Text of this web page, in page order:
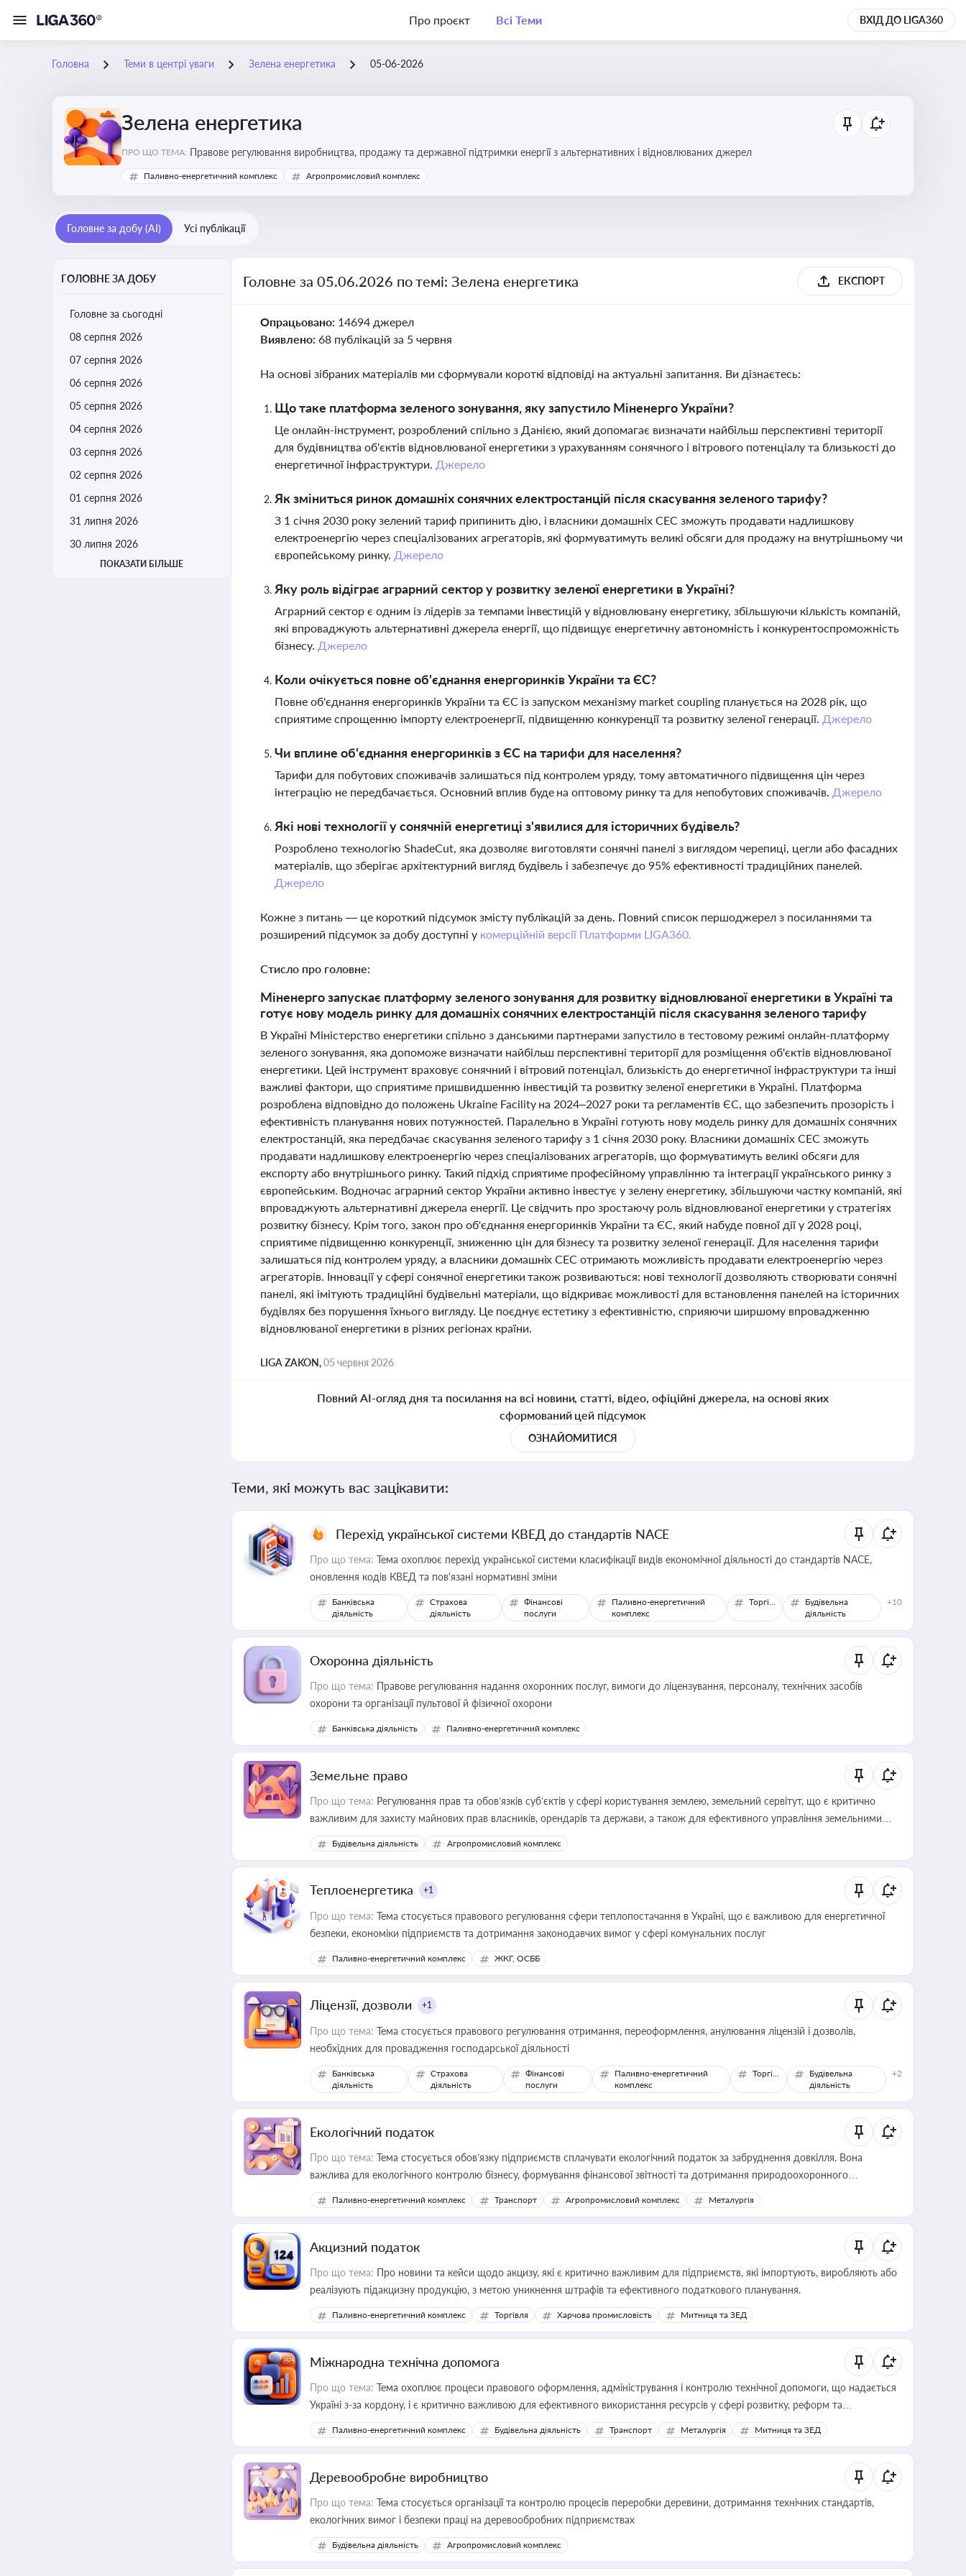
Про проєкт Всі Теми ВХІД ДО LIGA360
Головна Теми в центрі уваги Зелена енергетика 05-06-2026
Зелена енергетика
ПРО ЩО ТЕМА: Правове регулювання виробництва, продажу та державної підтримки енергії з альтернативних і відновлюваних джерел
Паливно-енергетичний комплекс Агропромисловий комплекс
Головне за добу (AI) Усі публікації
ГОЛОВНЕ ЗА ДОБУ
Головне за сьогодні
08 серпня 2026
07 серпня 2026
06 серпня 2026
05 серпня 2026
04 серпня 2026
03 серпня 2026
02 серпня 2026
01 серпня 2026
31 липня 2026
30 липня 2026
ПОКАЗАТИ БІЛЬШЕ
Головне за 05.06.2026 по темі: Зелена енергетика ЕКСПОРТ
Опрацьовано: 14694 джерел
Виявлено: 68 публікацій за 5 червня
На основі зібраних матеріалів ми сформували короткі відповіді на актуальні запитання. Ви дізнаєтесь:
Що таке платформа зеленого зонування, яку запустило Міненерго України?
Це онлайн-інструмент, розроблений спільно з Данією, який допомагає визначати найбільш перспективні території
для будівництва об'єктів відновлюваної енергетики з урахуванням сонячного і вітрового потенціалу та близькості до
енергетичної інфраструктури. Джерело
Як зміниться ринок домашніх сонячних електростанцій після скасування зеленого тарифу?
З 1 січня 2030 року зелений тариф припинить дію, і власники домашніх СЕС зможуть продавати надлишкову
електроенергію через спеціалізованих агрегаторів, які формуватимуть великі обсяги для продажу на внутрішньому чи
європейському ринку. Джерело
Яку роль відіграє аграрний сектор у розвитку зеленої енергетики в Україні?
Аграрний сектор є одним із лідерів за темпами інвестицій у відновлювану енергетику, збільшуючи кількість компаній,
які впроваджують альтернативні джерела енергії, що підвищує енергетичну автономність і конкурентоспроможність
бізнесу. Джерело
Коли очікується повне об'єднання енергоринків України та ЄС?
Повне об'єднання енергоринків України та ЄС із запуском механізму market coupling планується на 2028 рік, що
сприятиме спрощенню імпорту електроенергії, підвищенню конкуренції та розвитку зеленої генерації. Джерело
Чи вплине об'єднання енергоринків з ЄС на тарифи для населення?
Тарифи для побутових споживачів залишаться під контролем уряду, тому автоматичного підвищення цін через
інтеграцію не передбачається. Основний вплив буде на оптовому ринку та для непобутових споживачів. Джерело
Які нові технології у сонячній енергетиці з'явилися для історичних будівель?
Розроблено технологію ShadeCut, яка дозволяє виготовляти сонячні панелі з виглядом черепиці, цегли або фасадних
матеріалів, що зберігає архітектурний вигляд будівель і забезпечує до 95% ефективності традиційних панелей.
Джерело
Кожне з питань — це короткий підсумок змісту публікацій за день. Повний список першоджерел з посиланнями та
розширений підсумок за добу доступні у комерційній версії Платформи LIGA360.
Стисло про головне:
Міненерго запускає платформу зеленого зонування для розвитку відновлюваної енергетики в Україні та
готує нову модель ринку для домашніх сонячних електростанцій після скасування зеленого тарифу
В Україні Міністерство енергетики спільно з данськими партнерами запустило в тестовому режимі онлайн-платформу
зеленого зонування, яка допоможе визначати найбільш перспективні території для розміщення об'єктів відновлюваної
енергетики. Цей інструмент враховує сонячний і вітровий потенціал, близькість до енергетичної інфраструктури та інші
важливі фактори, що сприятиме пришвидшенню інвестицій та розвитку зеленої енергетики в Україні. Платформа
розроблена відповідно до положень Ukraine Facility на 2024–2027 роки та регламентів ЄС, що забезпечить прозорість і
ефективність планування нових потужностей. Паралельно в Україні готують нову модель ринку для домашніх сонячних
електростанцій, яка передбачає скасування зеленого тарифу з 1 січня 2030 року. Власники домашніх СЕС зможуть
продавати надлишкову електроенергію через спеціалізованих агрегаторів, що формуватимуть великі обсяги для
експорту або внутрішнього ринку. Такий підхід сприятиме професійному управлінню та інтеграції українського ринку з
європейським. Водночас аграрний сектор України активно інвестує у зелену енергетику, збільшуючи частку компаній, які
впроваджують альтернативні джерела енергії. Це свідчить про зростаючу роль відновлюваної енергетики у стратегіях
розвитку бізнесу. Крім того, закон про об'єднання енергоринків України та ЄС, який набуде повної дії у 2028 році,
сприятиме підвищенню конкуренції, зниженню цін для бізнесу та розвитку зеленої генерації. Для населення тарифи
залишаться під контролем уряду, а власники домашніх СЕС отримають можливість продавати електроенергію через
агрегаторів. Інновації у сфері сонячної енергетики також розвиваються: нові технології дозволяють створювати сонячні
панелі, які імітують традиційні будівельні матеріали, що відкриває можливості для встановлення панелей на історичних
будівлях без порушення їхнього вигляду. Це поєднує естетику з ефективністю, сприяючи ширшому впровадженню
відновлюваної енергетики в різних регіонах країни.
LIGA ZAKON,05 червня 2026
Повний AI-огляд дня та посилання на всі новини, статті, відео, офіційні джерела, на основі яких
сформований цей підсумок
ОЗНАЙОМИТИСЯ
Теми, які можуть вас зацікавити:
Перехід української системи КВЕД до стандартів NACE
Про що тема: Тема охоплює перехід української системи класифікації видів економічної діяльності до стандартів NACE,
оновлення кодів КВЕД та пов'язані нормативні зміни
Банківська
діяльність
Страхова
діяльність
Фінансові
послуги
Паливно-енергетичний
комплекс
Торгівля
Будівельна
діяльність
+10
Охоронна діяльність
Про що тема: Правове регулювання надання охоронних послуг, вимоги до ліцензування, персоналу, технічних засобів
охорони та організації пультової й фізичної охорони
Банківська діяльність Паливно-енергетичний комплекс
Земельне право
Про що тема: Регулювання прав та обов’язків суб’єктів у сфері користування землею, земельний сервітут, що є критично
важливим для захисту майнових прав власників, орендарів та держави, а також для ефективного управління земельними
ресурсами
Будівельна діяльність Агропромисловий комплекс
Теплоенергетика +1
Про що тема: Тема стосується правового регулювання сфери теплопостачання в Україні, що є важливою для енергетичної
безпеки, економіки підприємств та дотримання законодавчих вимог у сфері комунальних послуг
Паливно-енергетичний комплекс ЖКГ, ОСББ
Ліцензії, дозволи +1
Про що тема: Тема стосується правового регулювання отримання, переоформлення, анулювання ліцензій і дозволів,
необхідних для провадження господарської діяльності
Банківська
діяльність
Страхова
діяльність
Фінансові
послуги
Паливно-енергетичний
комплекс
Торгівля
Будівельна
діяльність
+2
Екологічний податок
Про що тема: Тема стосується обов’язку підприємств сплачувати екологічний податок за забруднення довкілля. Вона
важлива для екологічного контролю бізнесу, формування фінансової звітності та дотримання природоохоронного
законодавства
Паливно-енергетичний комплекс Транспорт Агропромисловий комплекс Металургія
Акцизний податок
Про що тема: Про новини та кейси щодо акцизу, які є критично важливим для підприємств, які імпортують, виробляють або
реалізують підакцизну продукцію, з метою уникнення штрафів та ефективного податкового планування.
Паливно-енергетичний комплекс Торгівля Харчова промисловість Митниця та ЗЕД
Міжнародна технічна допомога
Про що тема: Тема охоплює процеси правового оформлення, адміністрування і контролю технічної допомоги, що надається
Україні з-за кордону, і є критично важливою для ефективного використання ресурсів у сфері розвитку, реформ та
інфраструктурних проєктів
Паливно-енергетичний комплекс Будівельна діяльність Транспорт Металургія Митниця та ЗЕД
Деревообробне виробництво
Про що тема: Тема стосується організації та контролю процесів переробки деревини, дотримання технічних стандартів,
екологічних вимог і безпеки праці на деревообробних підприємствах
Будівельна діяльність Агропромисловий комплекс